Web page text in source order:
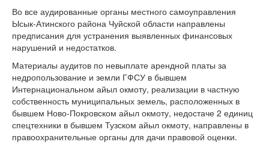
Во все аудированные органы местного самоуправления
Ысык-Атинского района Чуйской области направлены
предписания для устранения выявленных финансовых
нарушений и недостатков.
Материалы аудитов по невыплате арендной платы за
недропользование и земли ГФСУ в бывшем
Интернациональном айыл окмоту, реализации в частную
собственность муниципальных земель, расположенных в
бывшем Ново-Покровском айыл окмоту, недостаче 2 единиц
спецтехники в бывшем Тузском айыл окмоту, направлены в
правоохранительные органы для дачи правовой оценки.